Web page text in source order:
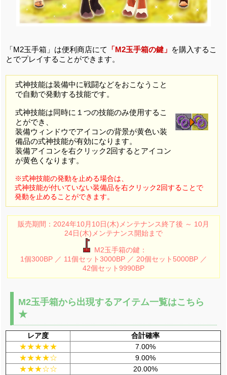
「M2玉手箱」は便利商店にて 「M2玉手箱の鍵」 を購入するこ
とでプレイすることができます。
式神技能は装備中に戦闘などをおこなうこと
で自動で発動する技能です。
式神技能は同時に１つの技能のみ使用するこ
とができ、
装備ウィンドウでアイコンの背景が黄色い装
備品の式神技能が有効になります。
装備アイコンを右クリック2回するとアイコン
が黄色くなります。
※式神技能の発動を止める場合は、
式神技能が付いていない装備品を右クリック2回することで
発動を止めることができます。
販売期間：2024年10月10日(木)メンテナンス終了後 ～ 10月
24日(木)メンテナンス開始まで
M2玉手箱の鍵：
1個300BP ／ 11個セット3000BP ／ 20個セット5000BP ／
42個セット9990BP
M2玉手箱から出現するアイテム一覧はこちら
★
レア度 合計確率
★★★★★ 7.00%
★★★★☆ 9.00%
★★★☆☆ 20.00%